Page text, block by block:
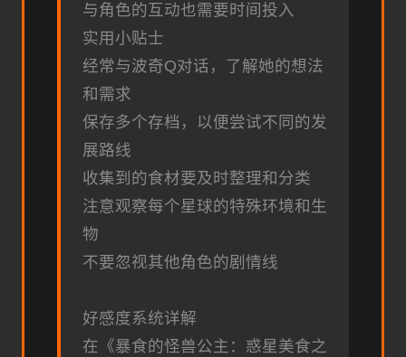
与角色的互动也需要时间投入
实用小贴士
经常与波奇Q对话，了解她的想法
和需求
保存多个存档，以便尝试不同的发
展路线
收集到的食材要及时整理和分类
注意观察每个星球的特殊环境和生
物
不要忽视其他角色的剧情线
好感度系统详解
在《暴食的怪兽公主：惑星美食之